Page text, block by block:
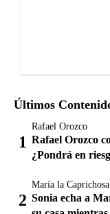
Últimos
Rafael Orozco
Rafael Orozco
¿Pondrá en
María la Caprichosa
Sonia echa a